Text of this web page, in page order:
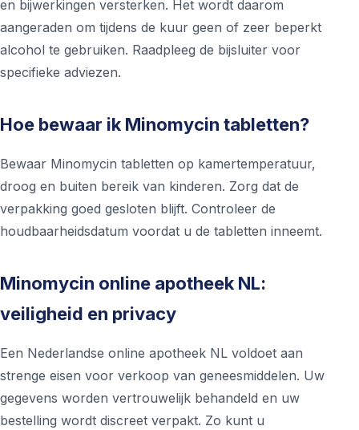
en bijwerkingen versterken. Het wordt daarom
aangeraden om tijdens de kuur geen of zeer beperkt
alcohol te gebruiken. Raadpleeg de bijsluiter voor
specifieke adviezen.
Hoe bewaar ik Minomycin tabletten?
Bewaar Minomycin tabletten op kamertemperatuur,
droog en buiten bereik van kinderen. Zorg dat de
verpakking goed gesloten blijft. Controleer de
houdbaarheidsdatum voordat u de tabletten inneemt.
Minomycin online apotheek NL:
veiligheid en privacy
Een Nederlandse online apotheek NL voldoet aan
strenge eisen voor verkoop van geneesmiddelen. Uw
gegevens worden vertrouwelijk behandeld en uw
bestelling wordt discreet verpakt. Zo kunt u